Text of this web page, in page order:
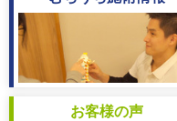
お客様の声